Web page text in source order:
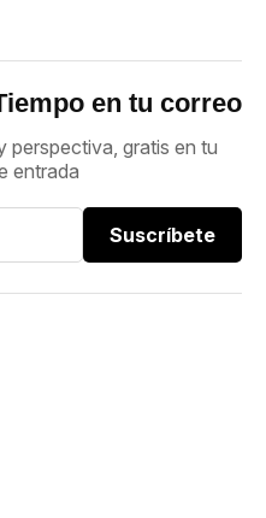
en tu correo
perspectiva, gratis en tu
entrada
Suscríbete